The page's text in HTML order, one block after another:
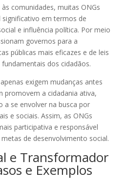
comunidades, muitas ONGs
em termos de
e influência política. Por meio
governos para a
públicas mais eficazes e de leis
dos cidadãos.
exigem mudanças antes
promovem a cidadania ativa,
a se envolver na busca por
e sociais. Assim, as ONGs
participativa e responsável
de desenvolvimento social.
e Transformador
e Exemplos